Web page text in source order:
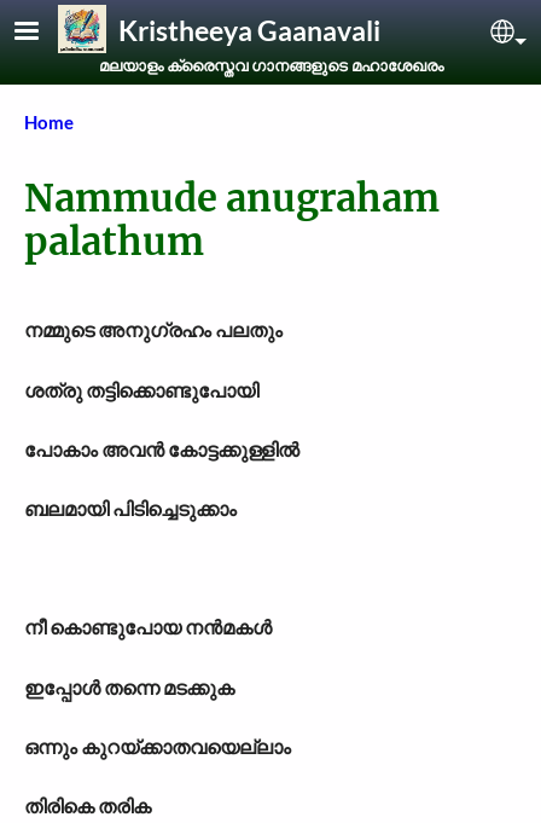
Skip to main contentKristheeya Gaanavali
മലയാളം ക്രൈസ്തവ ഗാനങ്ങളുടെ മഹാശേഖരം
Breadcrumb
Home
Nammude anugraham
palathum
നമ്മുടെ അനുഗ്രഹം പലതും
ശത്രു തട്ടിക്കൊണ്ടുപോയി
പോകാം അവന്‍ കോട്ടക്കുള്ളില്‍
ബലമായി പിടിച്ചെടുക്കാം
നീ കൊണ്ടുപോയ നന്‍മകള്‍
ഇപ്പോള്‍ തന്നെ മടക്കുക
ഒന്നും കുറയ്ക്കാതവയെല്ലാം
തിരികെ തരിക